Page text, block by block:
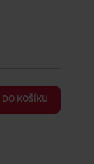
DO KOŠÍKU